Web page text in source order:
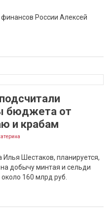
России Алексей
бюджета от
и крабам
Илья Шестаков, планируется,
добычу минтая и сельди
160 млрд руб.